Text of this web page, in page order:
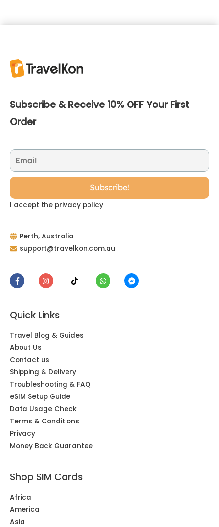
Subscribe & Receive 10% OFF Your First
Order
I accept the privacy policy
Perth, Australia
support@travelkon.com.au
Quick Links
Travel Blog & Guides
About Us
Contact us
Shipping & Delivery
Troubleshooting & FAQ
eSIM Setup Guide
Data Usage Check
Terms & Conditions
Privacy
Money Back Guarantee
Shop SIM Cards
Africa
America
Asia